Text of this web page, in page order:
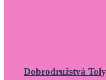
Dobrodružstvá